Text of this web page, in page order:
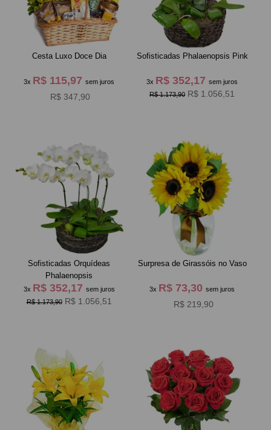
Cesta Luxo Doce Dia
3x R$ 115,97sem juros
R$ 347,90
Sofisticadas Phalaenopsis Pink
3x R$ 352,17sem juros
R$ 1.173,90 R$ 1.056,51
Sofisticadas Orquídeas
Phalaenopsis
3x R$ 352,17 sem juros
R$ 1.173,90 R$ 1.056,51
Surpresa de Girassóis no Vaso
3x R$ 73,30sem juros
R$ 219,90